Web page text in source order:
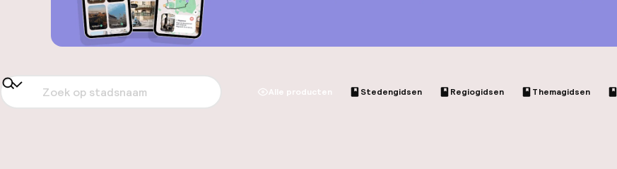
Alle producten Stedengidsen Regiogidsen Themagidsen